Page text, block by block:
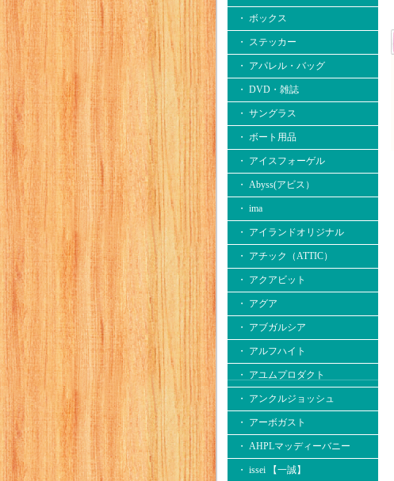
・ ボックス
・ ステッカー
・ アパレル・バッグ
・ DVD・雑誌
・ サングラス
・ ボート用品
・ アイスフォーゲル
・ Abyss(アビス）
・ ima
・ アイランドオリジナル
・ アチック（ATTIC）
・ アクアビット
・ アグア
・ アブガルシア
・ アルフハイト
・ アユムプロダクト
・ アンクルジョッシュ
・ アーボガスト
・ AHPLマッディーバニー
・ issei 【一誠】